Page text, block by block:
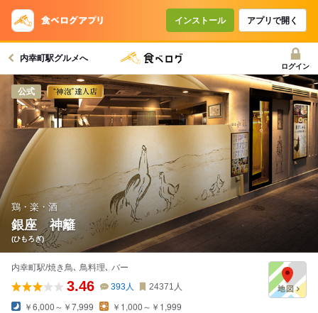
インストール アプリで開く
内幸町駅グルメへ
ログイン
公式
鶏・楽・酒
銀座 神籬
(ひもろぎ)
内幸町駅/焼き鳥､ 鳥料理､ バー
3.46 393人 24371 人
￥6,000～￥7,999
￥1,000～￥1,999